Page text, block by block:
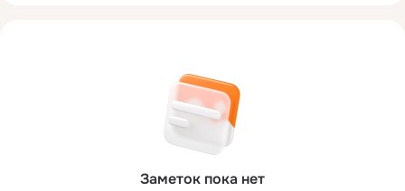
Заметок пока нет